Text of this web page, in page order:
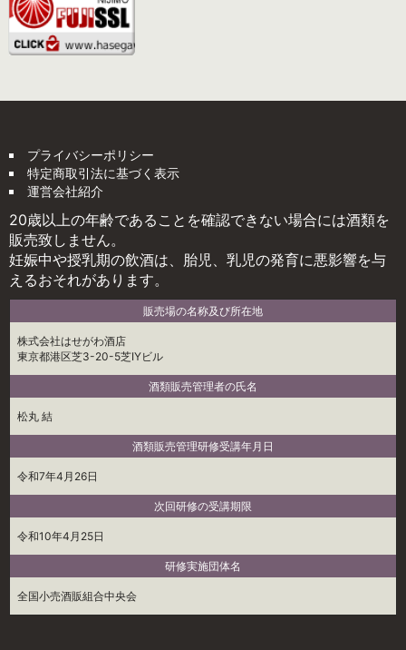
プライバシーポリシー
特定商取引法に基づく表示
運営会社紹介
20歳以上の年齢であることを確認できない場合には酒類を
販売致しません。
妊娠中や授乳期の飲酒は、胎児、乳児の発育に悪影響を与
えるおそれがあります。
販売場の名称及び所在地
株式会社はせがわ酒店
東京都港区芝3-20-5芝IYビル
酒類販売管理者の氏名
松丸 結
酒類販売管理研修受講年月日
令和7年4月26日
次回研修の受講期限
令和10年4月25日
研修実施団体名
全国小売酒販組合中央会